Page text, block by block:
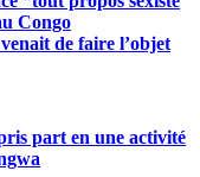
Congo
de faire l’objet
part en une activité